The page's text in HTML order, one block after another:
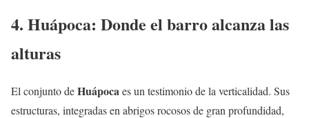
4. Huápoca: Donde el barro alcanza las
alturas
El conjunto deHuápoca es un testimonio de la verticalidad. Sus
estructuras, integradas en abrigos rocosos de gran profundidad,